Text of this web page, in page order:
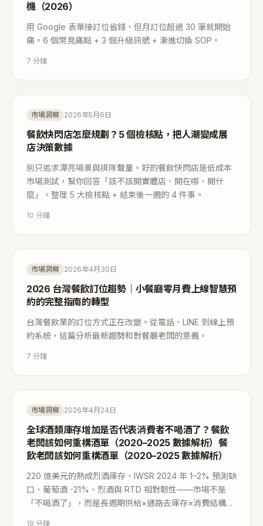
機（2026）
用 Google 表單接訂位省錢、但月訂位超過 30 筆就開始
痛。6 個常見痛點 + 3 個升級訊號 + 漸進切換 SOP。
7 分鐘
市場洞察 2026年5月6日
餐飲快閃店怎麼規劃？5 個檢核點，把人潮變成展
店決策數據
別只追求漂亮場景與排隊聲量。好的餐飲快閃店是低成本
市場測試，幫你回答「該不該開實體店、開在哪、開什
麼」。整理 5 大檢核點 + 結束後一週的 4 件事。
10 分鐘
市場洞察 2026年4月30日
2026 台灣餐飲訂位趨勢｜小餐廳零月費上線智慧預
約的完整指南的轉型
台灣餐飲業的訂位方式正在改變。從電話、LINE 到線上預
約系統，這篇分析最新趨勢和對餐廳老闆的意義。
7 分鐘
市場洞察 2026年4月24日
全球酒類庫存增加是否代表消費者不喝酒了？餐飲
老闆該如何重構酒單（2020–2025 數據解析）餐
飲老闆該如何重構酒單（2020–2025 數據解析）
220 億美元的熟成烈酒庫存、IWSR 2024 年 1–2% 預測缺
口、葡萄酒 -21%、烈酒與 RTD 相對韌性——市場不是
「不喝酒了」，而是長週期供給×通路去庫存×消費結構轉
19 分鐘